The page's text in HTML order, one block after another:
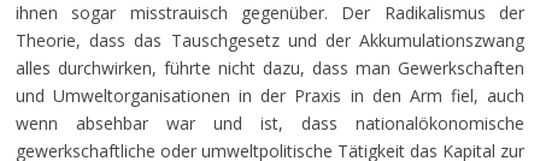
ihnen sogar misstrauisch gegenüber. Der Radikalismus der
Theorie, dass das Tauschgesetz und der Akkumulationszwang
alles durchwirken, führte nicht dazu, dass man Gewerkschaften
und Umweltorganisationen in der Praxis in den Arm fiel, auch
wenn absehbar war und ist, dass nationalökonomische
gewerkschaftliche oder umweltpolitische Tätigkeit das Kapital zur